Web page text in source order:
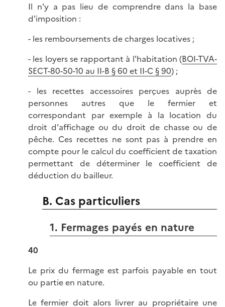
Il n'y a pas lieu de comprendre dans la base
d'imposition :
- les remboursements de charges locatives ;
- les loyers se rapportant à l'habitation (BOI-TVA-
SECT-80-50-10 au II-B § 60 et II-C § 90) ;
- les recettes accessoires perçues auprès de
personnes autres que le fermier et
correspondant par exemple à la location du
droit d'affichage ou du droit de chasse ou de
pêche. Ces recettes ne sont pas à prendre en
compte pour le calcul du coefficient de taxation
permettant de déterminer le coefficient de
déduction du bailleur.
B. Cas particuliers
1. Fermages payés en nature
40
Le prix du fermage est parfois payable en tout
ou partie en nature.
Le fermier doit alors livrer au propriétaire une